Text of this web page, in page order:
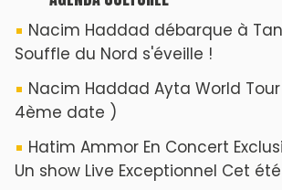
Nacim Haddad débarque à
Souffle du Nord s'éveille !
Nacim Haddad Ayta World
4ème date )
Hatim Ammor En Concert
Un show Live Exceptionnel Cet